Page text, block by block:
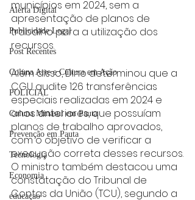
Alerta Digital
Publicidade Legal
Post Recentes
Coluna Arte e Cultura em Ação
POLICIAL
Coluna Minasul em Pauta
Prevenção em Pauta
Tecnologia
Economia
educaçao
municípios em 2024, sem a
apresentação de planos de
trabalho para a utilização dos
recursos.
Além disso, Dino determinou que a
CGU audite 126 transferências
especiais realizadas em 2024 e
anos anteriores, que possuíam
planos de trabalho aprovados,
com o objetivo de verificar a
execução correta desses recursos.
O ministro também destacou uma
constatação do Tribunal de
Contas da União (TCU), segundo a